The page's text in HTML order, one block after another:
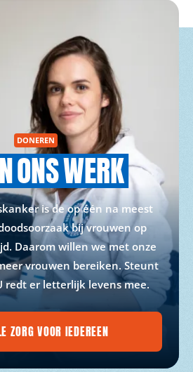
DONEREN
ONSWERK
is de op één na meest
bij vrouwen op
Daarom willen we met onze
vrouwen bereiken. Steunt
redt er letterlijk levens mee.
ZORG VOOR IEDEREEN